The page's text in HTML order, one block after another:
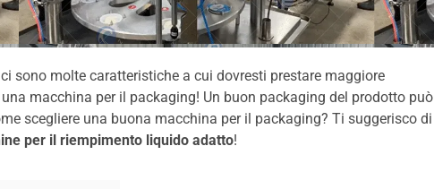
sono molte caratteristiche a cui dovresti prestare maggiore
macchina per il packaging! Un buon packaging del prodotto può
scegliere una buona macchina per il packaging? Ti suggerisco di
per il riempimento liquido adatto!